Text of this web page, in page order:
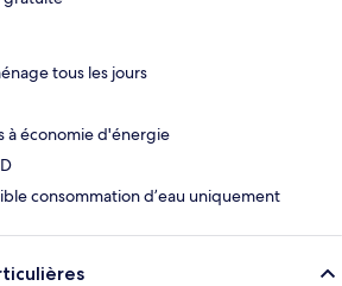
tous les jours
à économie d'énergie
consommation d’eau uniquement